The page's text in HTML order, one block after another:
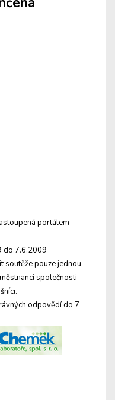
portálem
do 7.6.2009
soutěže pouze jednou
společnosti
odpovědí do 7